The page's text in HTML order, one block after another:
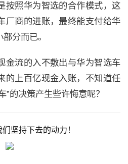
按照华为智选的合作模式，这
厂商的进账，最终能支付给华
分而已。
金流的入不敷出与华为智选车
的上百亿现金入账，不知道任
”的决策产生些许悔意呢？
坚持下去的动力！